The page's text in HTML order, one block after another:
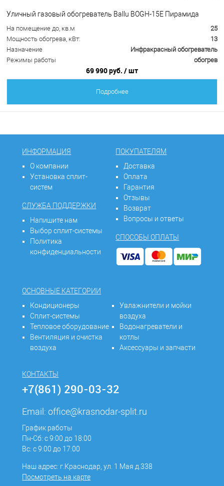
Уличный газовый обогреватель Ballu BOGH-15E Пирамида
На помещение до, кв.м
25
Мощность обогрева, кВт:
13
Назначение
Инфракрасный обогреватель
Режимы работы
обогрев
69 990 руб. / шт
Подробнее
ИНФОРМАЦИЯ
О компании
Установка сплит-
систем
СЛУЖБА ПОДДЕРЖКИ
Напишите нам
Выбор сплит-системы
Политика
конфиденциальности
ПОКУПАТЕЛЯМ
Доставка
Оплата
Гарантия
Отзывы
Возврат
Вопросы и ответы
СПОСОБЫ ОПЛАТЫ
ОСНОВНЫЕ КАТЕГОРИИ
Кондиционеры
Сплит-системы
Тепловое оборудование
Вентиляция и очистка
воздуха
Увлажнители и мойки
воздуха
Водонагреватели и
котлы
Аксессуары и запчасти
КОНТАКТЫ
+7(861) 290-03-32
Email:office@krasnodar-split.ru
График работы
Пн-Сб: с 9:00 до 18:00
Вс: с 9:00 до 17:00
Наш адрес: г.Краснодар, ул. 1 Мая д.338
Посмотреть на карте